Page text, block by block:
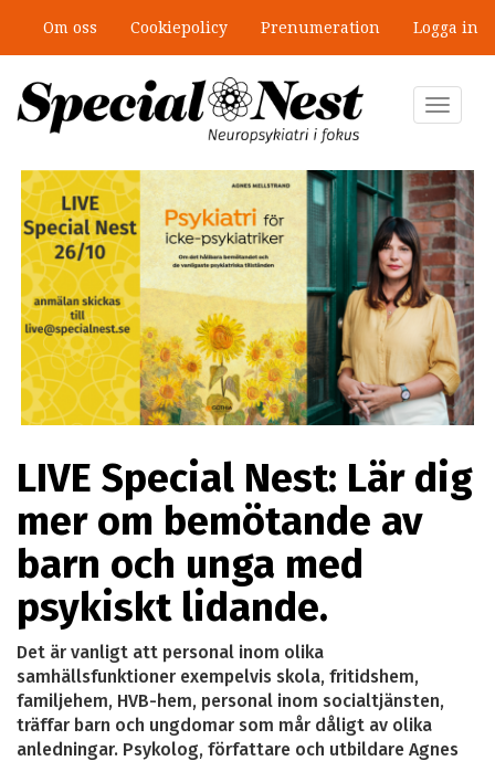
huvudinnehåll
Om oss Cookiepolicy Prenumeration Logga in
Toggle
LIVE Special Nest: Lär dig
mer om bemötande av
barn och unga med
psykiskt lidande.
Det är vanligt att personal inom olika
samhällsfunktioner exempelvis skola, fritidshem,
familjehem, HVB-hem, personal inom socialtjänsten,
träffar barn och ungdomar som mår dåligt av olika
anledningar. Psykolog, författare och utbildare Agnes